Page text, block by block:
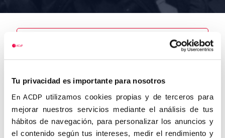
Tu privacidad es importante para nosotros
En ACDP utilizamos cookies propias y de terceros para
mejorar nuestros servicios mediante el análisis de tus
hábitos de navegación, para personalizar los anuncios y
el contenido según tus intereses, medir el rendimiento y
Villanueva,
Fernando
Benito